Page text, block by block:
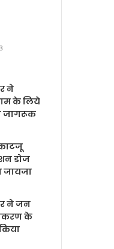
ने
के लिये
जागरूक
काटजू
डोज
जायजा
ने जन
के